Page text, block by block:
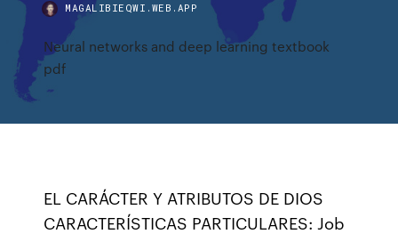
MAGALIBIEQWI.WEB.APP
Neural networks and deep learning textbook
pdf
EL CARÁCTER Y ATRIBUTOS DE DIOS
CARACTERÍSTICAS PARTICULARES: Job